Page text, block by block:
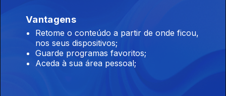
Canoagem:
Vantagens
Retome o conteúdo a partir de onde ficou,
nos seus dispositivos;
Guarde programas favoritos;
Aceda à sua área pessoal;